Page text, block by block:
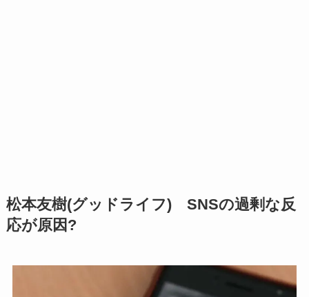
松本友樹(グッドライフ) SNSの過剰な反
応が原因?